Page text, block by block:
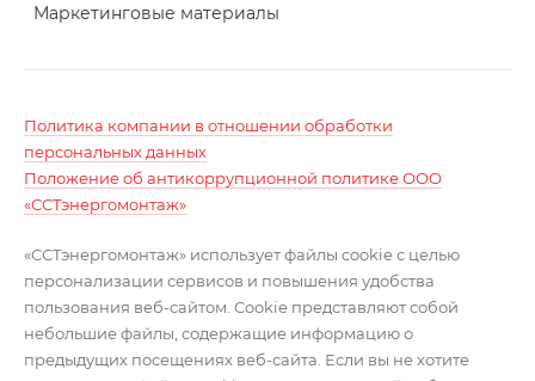
Маркетинговые материалы
Политика компании в отношении обработки
персональных данных
Положение об антикоррупционной политике ООО
«ССТэнергомонтаж»
«ССТэнергомонтаж» использует файлы cookie с целью
персонализации сервисов и повышения удобства
пользования веб-сайтом. Cookie представляют собой
небольшие файлы, содержащие информацию о
предыдущих посещениях веб-сайта. Если вы не хотите